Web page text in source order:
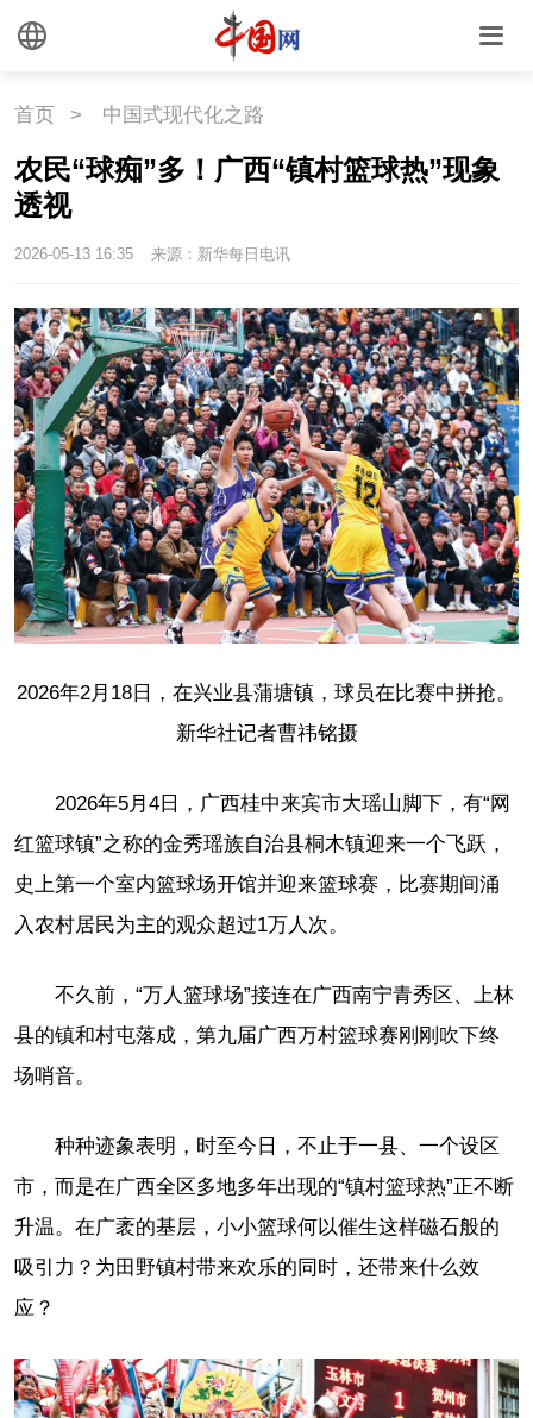
首页 > 中国式现代化之路
农民“球痴”多！广西“镇村篮球热”现象
透视
2026-05-13 16:35 来源：新华每日电讯
2026年2月18日，在兴业县蒲塘镇，球员在比赛中拼抢。
新华社记者曹祎铭摄
2026年5月4日，广西桂中来宾市大瑶山脚下，有“网
红篮球镇”之称的金秀瑶族自治县桐木镇迎来一个飞跃，
史上第一个室内篮球场开馆并迎来篮球赛，比赛期间涌
入农村居民为主的观众超过1万人次。
不久前，“万人篮球场”接连在广西南宁青秀区、上林
县的镇和村屯落成，第九届广西万村篮球赛刚刚吹下终
场哨音。
种种迹象表明，时至今日，不止于一县、一个设区
市，而是在广西全区多地多年出现的“镇村篮球热”正不断
升温。在广袤的基层，小小篮球何以催生这样磁石般的
吸引力？为田野镇村带来欢乐的同时，还带来什么效
应？